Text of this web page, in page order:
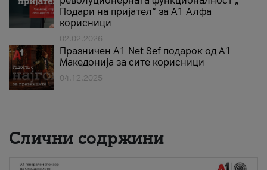
Подари на пријател“ за А1 Алфа
корисници
02.02.2026
Празничен A1 Net Sеf подарок од А1
Македонија за сите корисници
04.12.2025
Слични содржини